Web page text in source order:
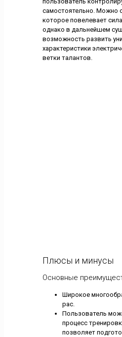
самостоятельно. Можно
которое повелевает
однако в дальнейшем
возможность развить
характеристики
ветки талантов.
Плюсы и минусы
Основные
Широкое
рас.
Пользователь
процесс
позволяет